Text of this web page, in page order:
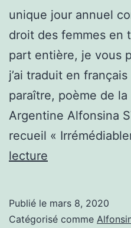
unique jour annuel
droit des femmes en
part entière, je vous
j’ai traduit en
paraître, poème de
Argentine Alfonsina
recueil «
lecture
Journée
Publié le mars 8, 2020
Catégorisé comme